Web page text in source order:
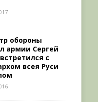
обороны
армии Сергей
с
всея Руси